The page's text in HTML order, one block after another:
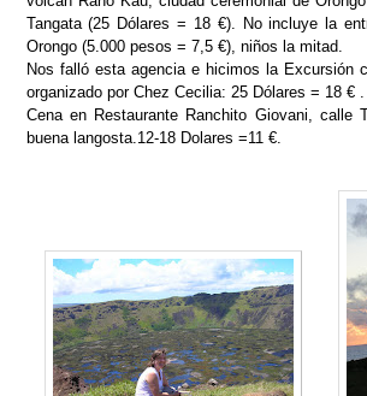
Tangata (25 Dólares = 18 €). No incluye la
Orongo (5.000 pesos = 7,5 €), niños la mitad.
Nos falló esta agencia e hicimos la Excursión
organizado por Chez Cecilia: 25 Dólares = 18 € .
Cena en Restaurante Ranchito Giovani, calle
buena langosta.12-18 Dolares =11 €.